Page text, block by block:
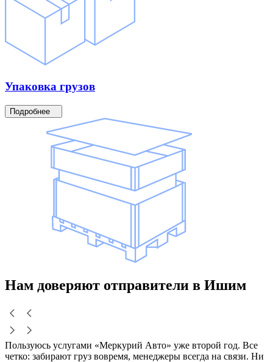
Упаковка грузов
Подробнее
Нам доверяют отправители в Ишим
Пользуюсь услугами «Меркурий Авто» уже второй год. Все
четко: забирают груз вовремя, менеджеры всегда на связи. Ни